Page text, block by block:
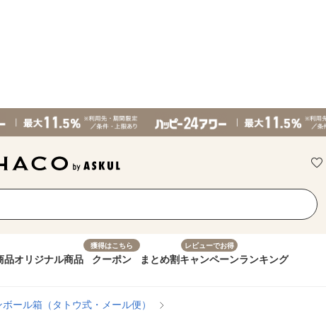
品オリジナル商品
獲得はこちら
クーポン まとめ割
レビューでお得
キャンペーンランキング
ボール箱（タトウ式・メール便）